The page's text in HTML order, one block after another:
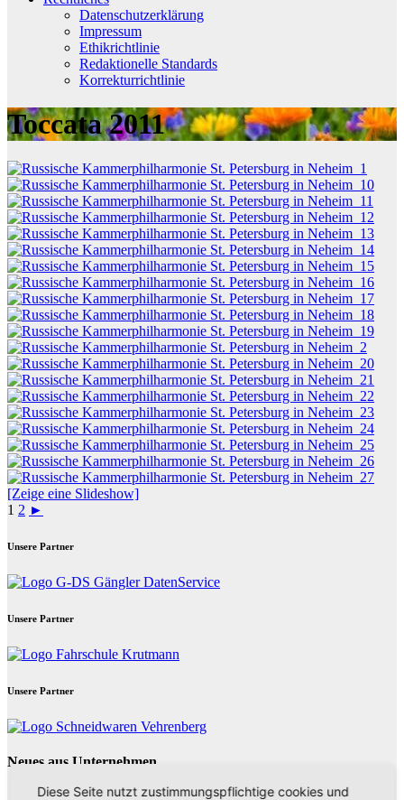
Datenschutzerklärung
Impressum
Ethikrichtlinie
Redaktionelle Standards
Korrekturrichtlinie
Toccata 2011
[Zeige eine Slideshow]
1 2 ►
Unsere Partner
Unsere Partner
Unsere Partner
Neues aus Unternehmen
Diese Seite nutzt zustimmungspflichtige cookies und